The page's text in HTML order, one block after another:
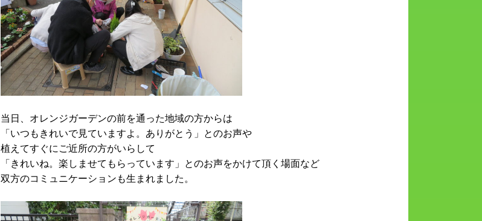
当日、オレンジガーデンの前を通った地域の方からは
「いつもきれいで見ていますよ。ありがとう」とのお声や
植えてすぐにご近所の方がいらして
「きれいね。楽しませてもらっています」とのお声をかけて頂く場面など
双方のコミュニケーションも生まれました。